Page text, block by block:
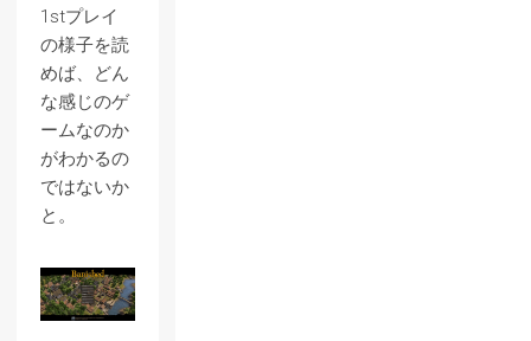
1stプレイ
の様子を読
めば、どん
な感じのゲ
ームなのか
がわかるの
ではないか
と。